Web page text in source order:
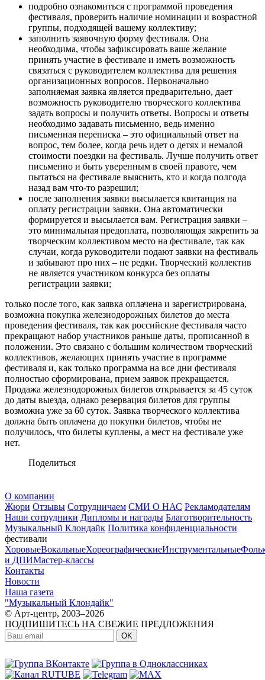
подробно ознакомиться с программой проведения
фестиваля, проверить наличие номинации и возрастной
группы, подходящей вашему коллективу;
заполнить заявочную форму фестиваля. Она
необходима, чтобы зафиксировать ваше желание
принять участие в фестивале и иметь возможность
связаться с руководителем коллектива для решения
организационных вопросов. Первоначально
заполняемая заявка является предварительно, дает
возможность руководителю творческого коллектива
задать вопросы и получить ответы. Вопросы и ответы
необходимо задавать письменно, ведь именно
письменная переписка – это официальный ответ на
вопрос, тем более, когда речь идет о детях и немалой
стоимости поездки на фестиваль. Лучше получить ответ
письменно и быть уверенным в своей правоте, чем
пытаться на фестивале выяснить, кто и когда полгода
назад вам что-то разрешил;
после заполнения заявки высылается квитанция на
оплату регистрации заявки. Она автоматически
формируется и высылается вам. Регистрация заявки –
это минимальная предоплата, позволяющая закрепить за
творческим коллективом место на фестивале, так как
случаи, когда руководители подают заявки на фестиваль
и забывают про них – не редки. Творческий коллектив
не является участником конкурса без оплаты
регистрации заявки;
только после того, как заявка оплачена и зарегистрирована,
возможна покупка железнодорожных билетов до места
проведения фестиваля, так как российские фестиваля часто
прекращают набор участников раньше даты, прописанной в
положении. Это связано с большим количеством творческий
коллективов, желающих принять участие в программе
фестиваля и, как только программа на все дни фестиваля
полностью сформирована, прием заявок прекращается.
Продажа железнодорожных билетов открывается за 45 суток
до даты выезда, однако резервация билетов для группы
возможна уже за 60 суток. Заявка творческого коллектива
должна быть оплачена до покупки билетов, чтобы не
получилось, что билеты куплены, а мест на фестивале уже
нет.
Поделиться
О компании
Жюри Отзывы Сотрудничаем СМИ О НАС Рекламодателям
Наши сотрудники Дипломы и награды Благотворительность
Музыкальный Клондайк Политика конфиденциальности
фестивали
ХоровыеВокальныеХореографическиеИнструментальные
и ДПИМастер-классы
Контакты
Новости
Наша газета
"Музыкальный Клондайк"
© Арт-центр, 2003–2026
ПОДПИШИТЕСЬ НА СВЕЖИЕ ПРЕДЛОЖЕНИЯ
OK